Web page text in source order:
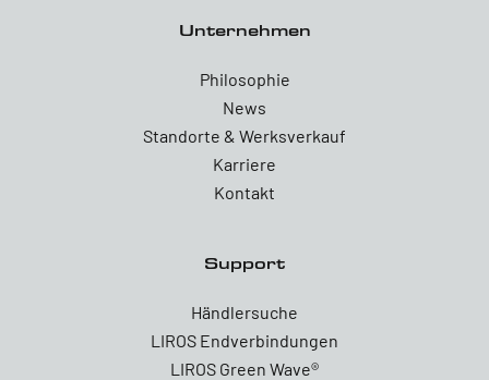
Unternehmen
Philosophie
News
Standorte & Werksverkauf
Karriere
Kontakt
Support
Händlersuche
LIROS Endverbindungen
LIROS Green Wave®